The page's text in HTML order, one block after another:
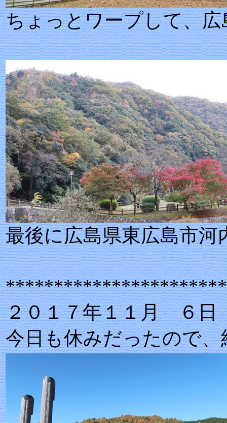
ちょっとワープし
最後に広島県東
２０１７年１１月 ６日
今日も休みだったので